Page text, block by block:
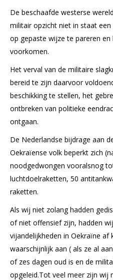
De beschaafde westerse
militair opzicht niet in staat
op gepaste wijze te pareren
voorkomen.
Het verval van de militaire
bereid te zijn daarvoor
beschikking te stellen, het
ontbreken van politieke
ontgaan.
De Nederlandse bijdrage aan
Oekraïense volk beperkt zich
noodgedwongen vooralsnog
luchtdoelraketten, 50
raketten.
Als wij niet zolang hadden
of niet offensief zijn, hadden
vijandelijkheden in Oekraïne af
waarschijnlijk aan ( als ze al
of zes dagen oud is en de
opgeleid.Tot veel meer zijn wij